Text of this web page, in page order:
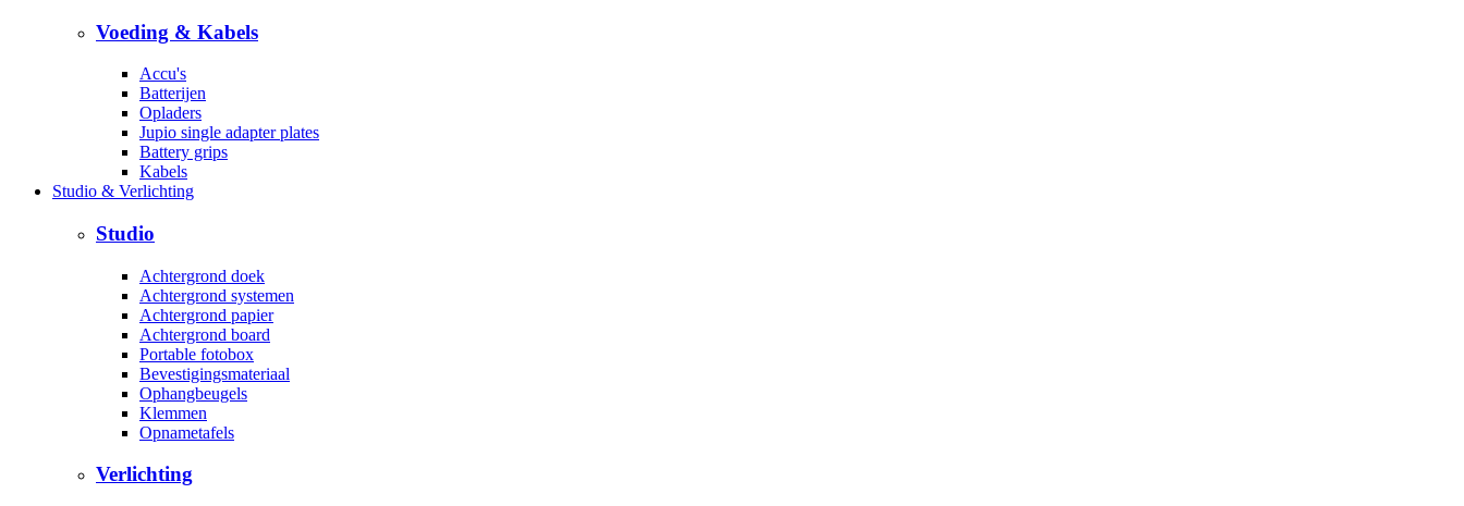
Voeding & Kabels
Accu's
Batterijen
Opladers
Jupio single adapter plates
Battery grips
Kabels
Studio & Verlichting
Studio
Achtergrond doek
Achtergrond systemen
Achtergrond papier
Achtergrond board
Portable fotobox
Bevestigingsmateriaal
Ophangbeugels
Klemmen
Opnametafels
Verlichting